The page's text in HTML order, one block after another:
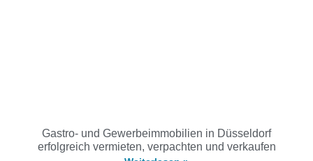
Gastro- und Gewerbeimmobilien in Düsseldorf
erfolgreich vermieten, verpachten und verkaufen